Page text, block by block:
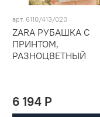
арт. 6110/413/020
ZARA РУБАШКА С
ПРИНТОМ,
РАЗНОЦВЕТНЫЙ
6 194 P